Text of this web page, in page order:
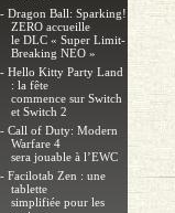
- Dragon Ball: Sparking!
ZERO accueille
le DLC « Super Limit-
Breaking NEO »
- Hello Kitty Party Land
: la fête
commence sur Switch
et Switch 2
- Call of Duty: Modern
Warfare 4
sera jouable à l’EWC
- Facilotab Zen : une
tablette
simplifiée pour les